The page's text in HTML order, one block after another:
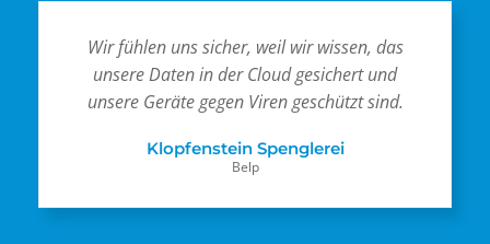
Wir fühlen uns sicher, weil wir wissen, das
unsere Daten in der Cloud gesichert und
unsere Geräte gegen Viren geschützt sind.
Klopfenstein Spenglerei
Belp